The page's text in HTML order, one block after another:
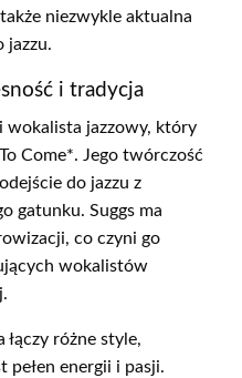
niezwykle aktualna
jazzu.
i tradycja
wokalista jazzowy, który
Come*. Jego twórczość
do jazzu z
gatunku. Suggs ma
co czyni go
wokalistów
różne style,
pełen energii i pasji.